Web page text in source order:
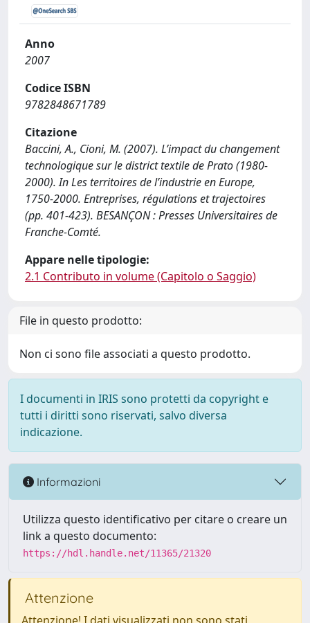
Anno
2007
Codice ISBN
9782848671789
Citazione
Baccini, A., Cioni, M. (2007). L’impact du changement
technologique sur le district textile de Prato (1980-
2000). In Les territoires de l’industrie en Europe,
1750-2000. Entreprises, régulations et trajectoires
(pp. 401-423). BESANÇON : Presses Universitaires de
Franche-Comté.
Appare nelle tipologie:
2.1 Contributo in volume (Capitolo o Saggio)
File in questo prodotto:
Non ci sono file associati a questo prodotto.
I documenti in IRIS sono protetti da copyright e
tutti i diritti sono riservati, salvo diversa
indicazione.
Informazioni
Utilizza questo identificativo per citare o creare un
link a questo documento:
https://hdl.handle.net/11365/21320
Attenzione